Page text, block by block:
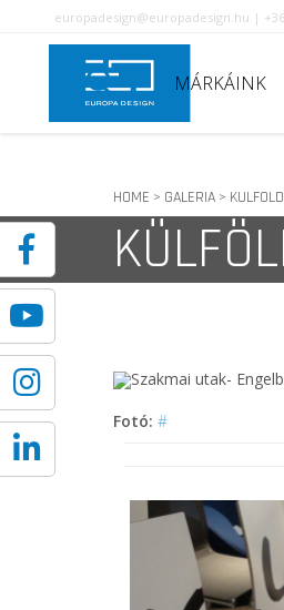
europadesign@europadesign.hu | +36
MÁRKÁINK
HOME > GALERIA >
Fotó: #